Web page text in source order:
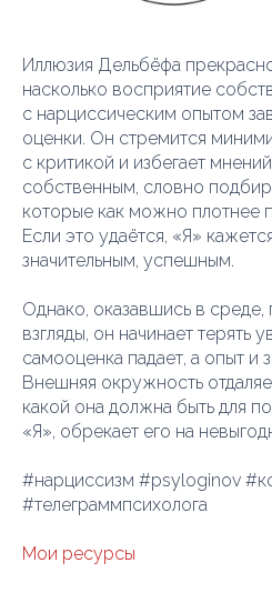
Иллюзия Дельбёфа
насколько восприятие
с нарциссическим опытом
оценки. Он стремится
с критикой и избегает
собственным, словно
которые как можно плотнее
Если это удаётся, «Я»
значительным, успешным.
Однако, оказавшись в
взгляды, он начинает терять
самооценка падает, а опыт и
Внешняя окружность
какой она должна быть для
«Я», обрекает его на
#нарциссизм #psyloginov
#телеграммпсихолога
Мои ресурсы